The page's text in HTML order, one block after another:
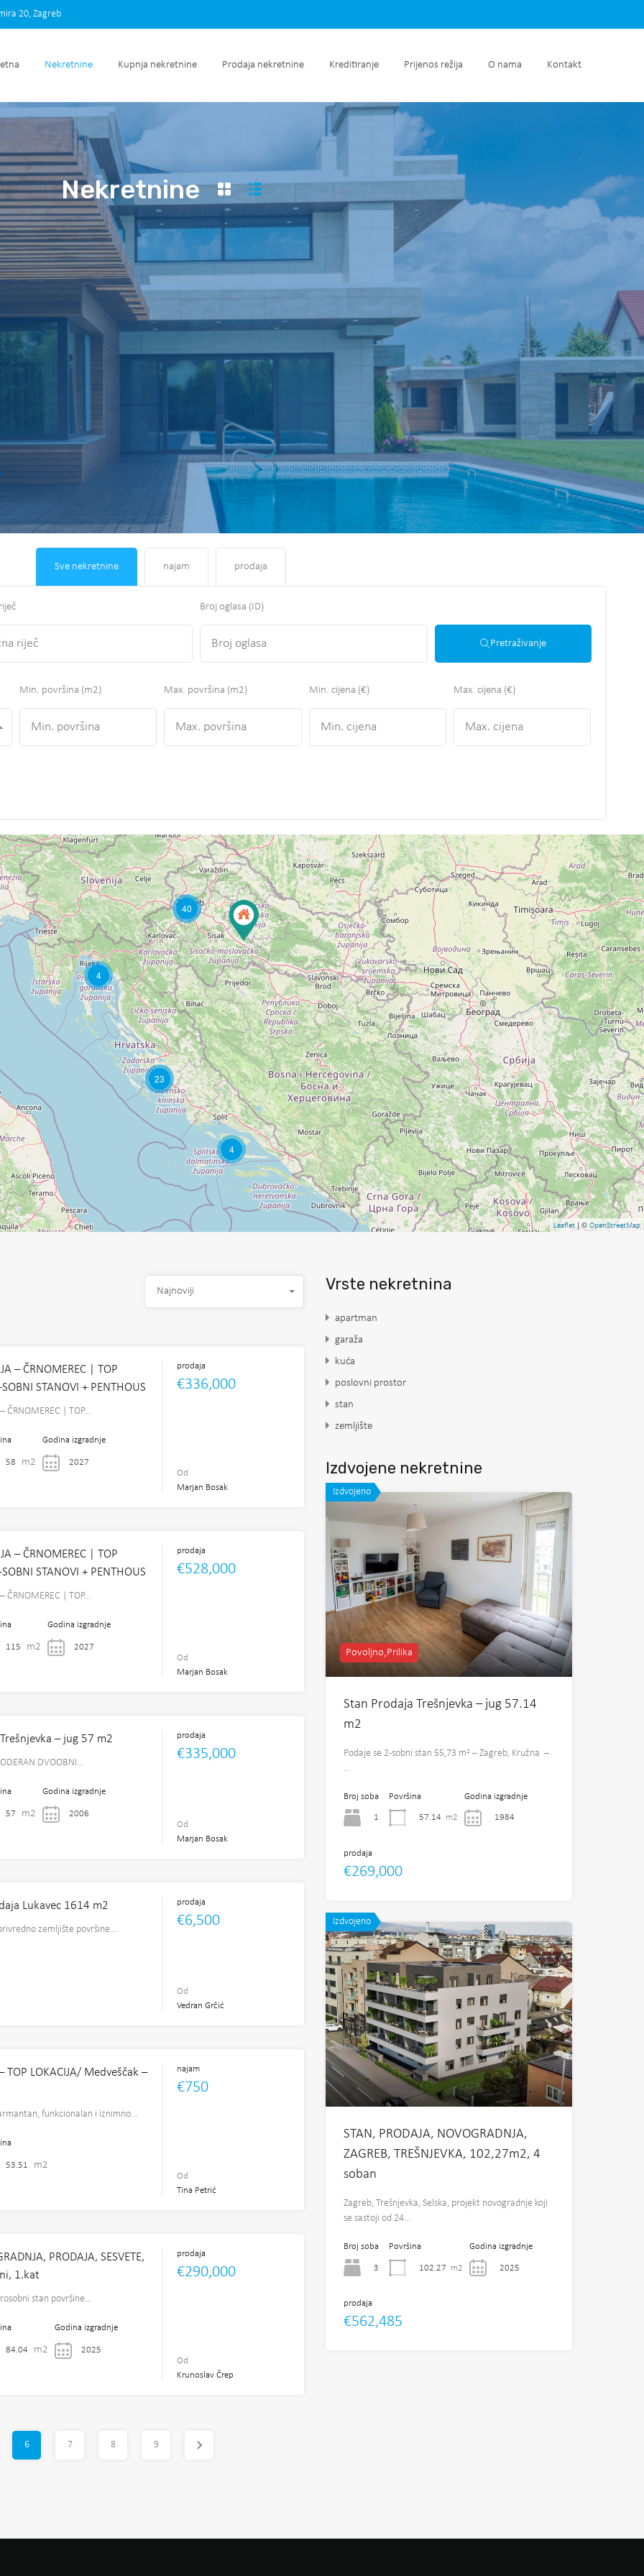
Početna Nekretnine Kupnja nekretnine Prodaja nekretnine Kreditiranje Prijenos režija O nama Kontakt
20, Zagreb
Nekretnine Kupnja nekretnine Prodaja nekretnine Kreditiranje Prijenos režija O nama Kontakt
Nekretnine
Sve nekretnine najam prodaja
Broj oglasa (ID)
Pretraživanje
Min. površina (m2) Max. površina (m2) Min. cijena (€) Max. cijena (€)
4
4
23
40
Leaflet | © OpenStreetMap
Najnoviji
– ČRNOMEREC | TOP
STANOVI + PENTHOUS
ČRNOMEREC | TOP…
58 m2
Godina izgradnje
2027
prodaja
€336,000
Od
Marjan Bosak
– ČRNOMEREC | TOP
STANOVI + PENTHOUS
ČRNOMEREC | TOP…
115 m2
Godina izgradnje
2027
prodaja
€528,000
Od
Marjan Bosak
– jug 57 m2
DVOOBNI…
57 m2
Godina izgradnje
2006
prodaja
€335,000
Od
Marjan Bosak
Lukavec 1614 m2
zemljište površine…
prodaja
€6,500
Od
Vedran Grčić
TOP LOKACIJA/ Medveščak –
funkcionalan i iznimno…
53.51 m2
najam
€750
Od
Tina Petrić
PRODAJA, SESVETE,
1.kat
stan površine…
84.04 m2
Godina izgradnje
2025
prodaja
€290,000
Od
Krunoslav Črep
6 7 8 9
Vrste nekretnina
apartman
garaža
kuća
poslovni prostor
stan
zemljište
Izdvojene nekretnine
Izdvojeno
Povoljno,Prilika
Stan Prodaja Trešnjevka – jug 57.14
m2
Podaje se 2-sobni stan 55,73 m² – Zagreb, Kružna –
…
Broj soba
1
Površina
57.14 m2
Godina izgradnje
1984
prodaja
€269,000
Izdvojeno
STAN, PRODAJA, NOVOGRADNJA,
ZAGREB, TREŠNJEVKA, 102,27m2, 4
soban
Zagreb, Trešnjevka, Selska, projekt novogradnje koji
se sastoji od 24…
Broj soba
3
Površina
102.27 m2
Godina izgradnje
2025
prodaja
€562,485